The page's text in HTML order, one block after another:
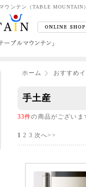
ウンテン（TABLE MOUNTAIN
ホーム おすすめ
手土産
33件の商品がございま
1 2 3 次へ>>